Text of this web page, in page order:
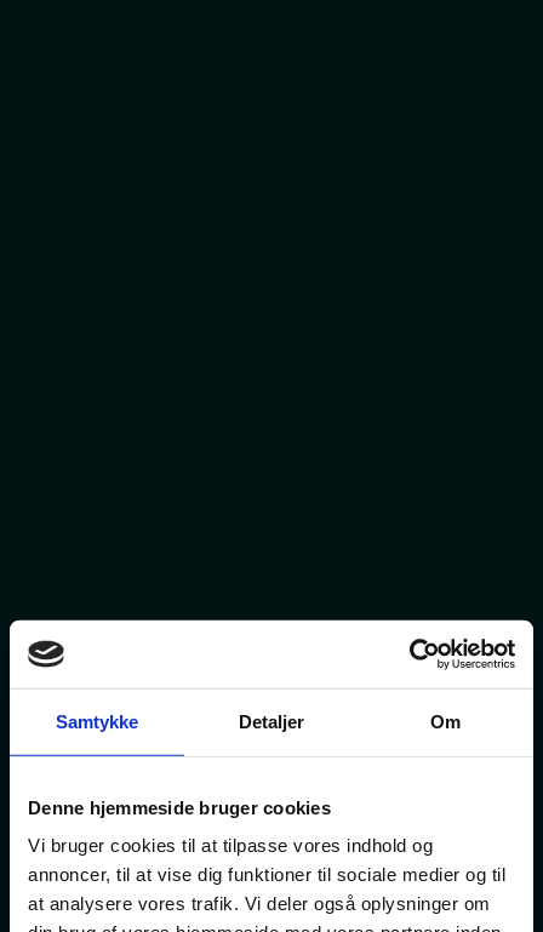
Samtykke Detaljer Om
Denne hjemmeside bruger cookies
Vi bruger cookies til at tilpasse vores indhold og
annoncer, til at vise dig funktioner til sociale medier og til
at analysere vores trafik. Vi deler også oplysninger om